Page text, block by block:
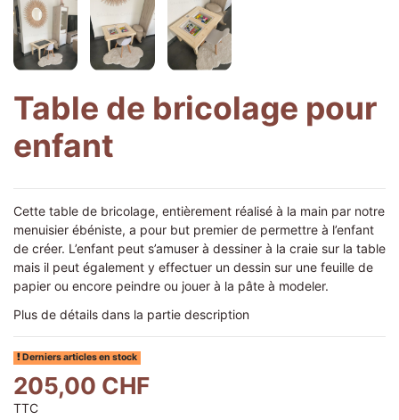
Table de bricolage pour
enfant
Cette table de bricolage, entièrement réalisé à la main par notre
menuisier ébéniste, a pour but premier de permettre à l’enfant
de créer. L’enfant peut s’amuser à dessiner à la craie sur la table
mais il peut également y effectuer un dessin sur une feuille de
papier ou encore peindre ou jouer à la pâte à modeler.
Plus de détails dans la partie description
Derniers articles en stock
205,00 CHF
TTC